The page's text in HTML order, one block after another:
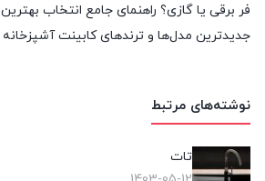
فر برقی یا گازی؟ راهنمای جامع انتخاب
جدیدترین مدل‌ها و ترندهای کابینت آشپزخانه در
نوشته‌های مرتبط
تات